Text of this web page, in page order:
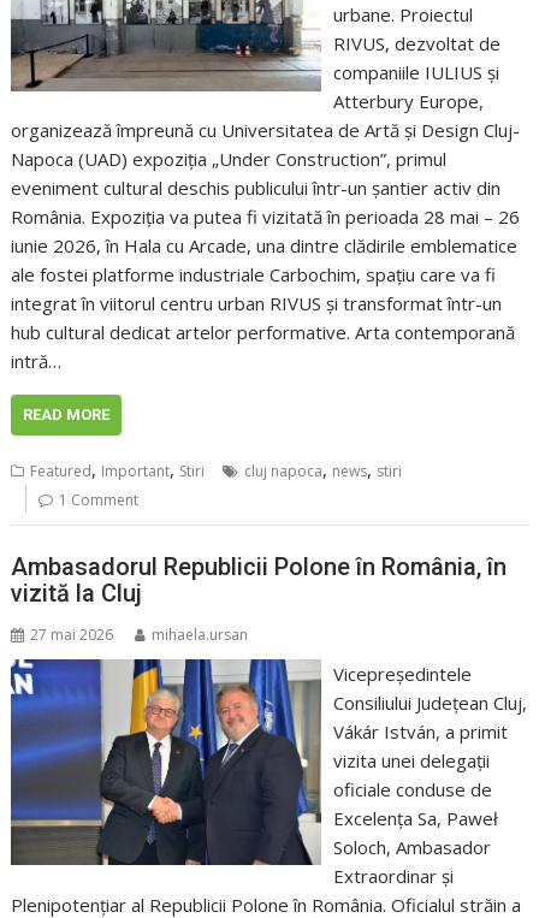
urbane. Proiectul
RIVUS, dezvoltat de
companiile IULIUS și
Atterbury Europe,
organizează împreună cu Universitatea de Artă și Design Cluj-
Napoca (UAD) expoziția „Under Construction”, primul
eveniment cultural deschis publicului într-un șantier activ din
România. Expoziția va putea fi vizitată în perioada 28 mai – 26
iunie 2026, în Hala cu Arcade, una dintre clădirile emblematice
ale fostei platforme industriale Carbochim, spațiu care va fi
integrat în viitorul centru urban RIVUS și transformat într-un
hub cultural dedicat artelor performative. Arta contemporană
intră…
READ MORE
Featured, Important, Stiri cluj napoca, news, stiri
1 Comment
Ambasadorul Republicii Polone în România, în
vizită la Cluj
27 mai 2026 mihaela.ursan
Vicepreședintele
Consiliului Județean Cluj,
Vákár István, a primit
vizita unei delegații
oficiale conduse de
Excelența Sa, Paweł
Soloch, Ambasador
Extraordinar și
Plenipotențiar al Republicii Polone în România. Oficialul străin a